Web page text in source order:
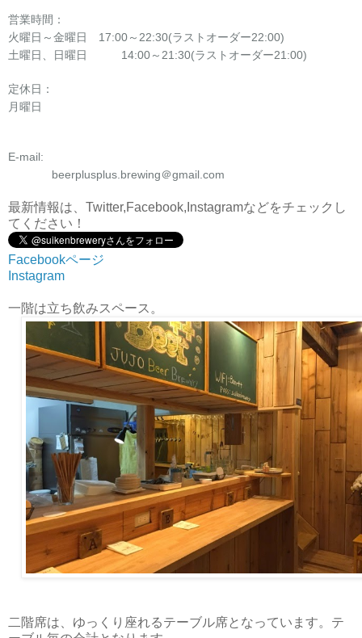
営業時間：
火曜日～金曜日 17:00～22:30(ラストオーダー22:00)
土曜日、日曜日 14:00～21:30(ラストオーダー21:00)
定休日：
月曜日
E-mail:
beerplusplus.brewing＠gmail.com
最新情報は、Twitter,Facebook,Instagramなどをチェックし
てください！
Facebookページ
Instagram
一階は立ち飲みスペース。
二階席は、ゆっくり座れるテーブル席となっています。テ